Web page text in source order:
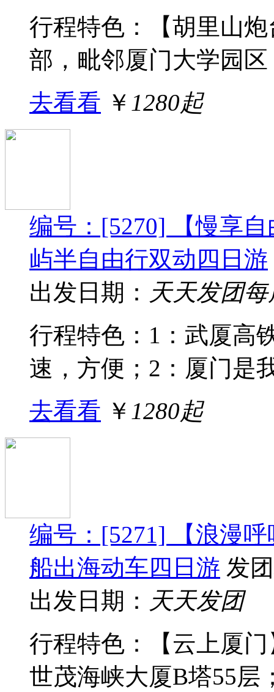
行程特色：【胡里山
部，毗邻厦门大学园
去看看 ￥ 1280起
编号：[5270] 【慢享
屿半自由行双动四日游
出发日期： 天天发团
行程特色：1：武厦高
速，方便；2：厦门是
去看看 ￥ 1280起
编号：[5271] 【浪漫
船出海动车四日游 发
出发日期： 天天发团
行程特色：【云上厦
世茂海峡大厦B塔55层